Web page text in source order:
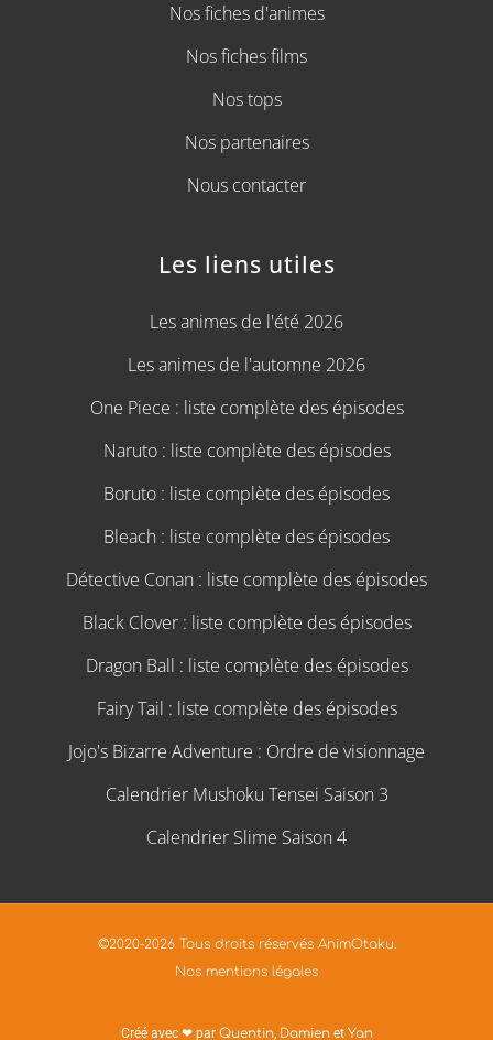
Nos fiches d'animes
Nos fiches films
Nos tops
Nos partenaires
Nous contacter
Les liens utiles
Les animes de l'été 2026
Les animes de l'automne 2026
One Piece : liste complète des épisodes
Naruto : liste complète des épisodes
Boruto : liste complète des épisodes
Bleach : liste complète des épisodes
Détective Conan : liste complète des épisodes
Black Clover : liste complète des épisodes
Dragon Ball : liste complète des épisodes
Fairy Tail : liste complète des épisodes
Jojo's Bizarre Adventure : Ordre de visionnage
Calendrier Mushoku Tensei Saison 3
Calendrier Slime Saison 4
©2020-2026 Tous droits réservés AnimOtaku.
Nos mentions légales
Créé avec ❤ par Quentin, Damienet Yan